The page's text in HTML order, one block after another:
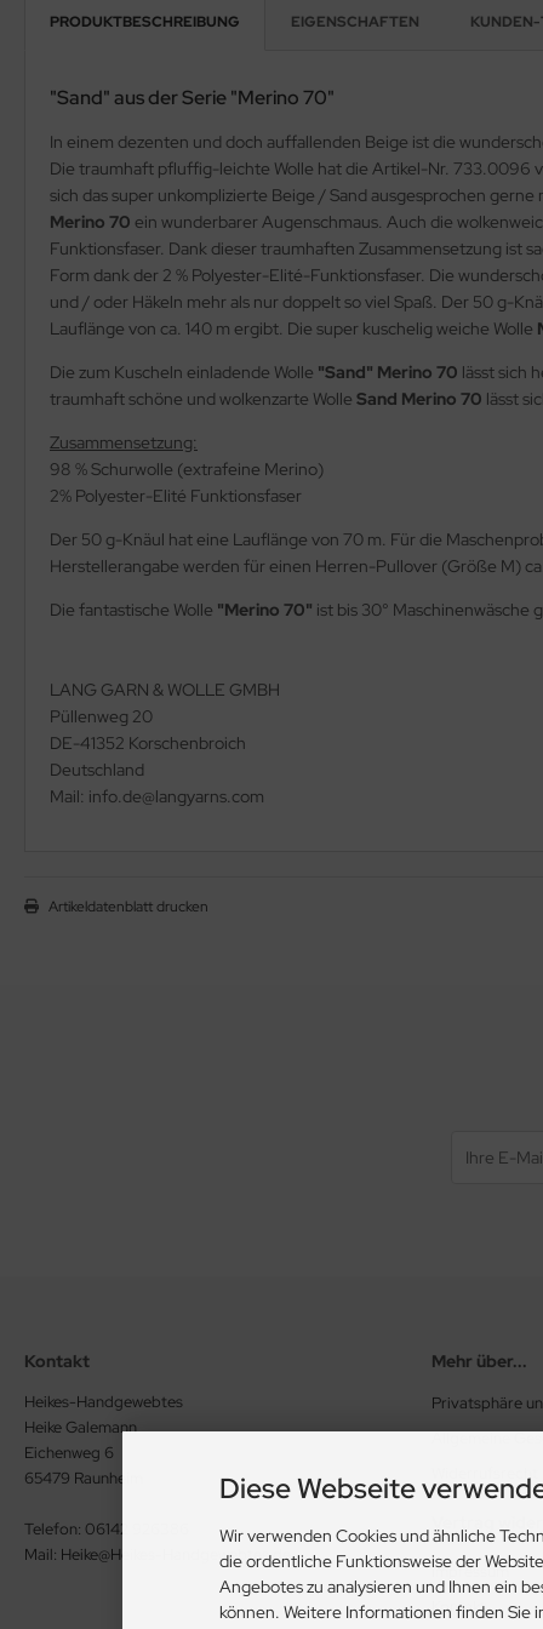
PRODUKTBESCHREIBUNG EIGENSCHAFTEN
"Sand" aus der Serie "Merino 70"
In einem dezenten und doch auffallenden Beige ist die
Die traumhaft pfluffig-leichte Wolle hat die Artikel-Nr. 733.0096
sich das super unkomplizierte Beige / Sand ausgesprochen
Merino 70 ein wunderbarer Augenschmaus. Auch die
Funktionsfaser. Dank dieser traumhaften Zusammensetzung ist
Form dank der 2 % Polyester-Elité-Funktionsfaser. Die
und / oder Häkeln mehr als nur doppelt so viel Spaß. Der 50 g-
Lauflänge von ca. 140 m ergibt. Die super kuschelig weiche Wolle
Die zum Kuscheln einladende Wolle "Sand" Merino 70 lässt sich
traumhaft schöne und wolkenzarte Wolle Sand Merino 70 lässt
Zusammensetzung:
98 % Schurwolle (extrafeine Merino)
2% Polyester-Elité Funktionsfaser
Der 50 g-Knäul hat eine Lauflänge von 70 m. Für die
Herstellerangabe werden für einen Herren-Pullover (Größe M)
Die fantastische Wolle "Merino 70" ist bis 30° Maschinenwäsche
LANG GARN & WOLLE GMBH
Püllenweg 20
DE-41352 Korschenbroich
Deutschland
Mail: info.de@langyarns.com
Artikeldatenblatt drucken
Kontakt
Heikes-Handgewebtes
Heike Galemann
Eichenweg 6
65479 Raunheim
Telefon: 06142 926386
Mail: Heike@Heikes-Handgewebtes.de
Mehr über...
Privatsphäre
Allgemeine
Widerrufsrecht
Impressum
Kontakt
Diese Webseite
Wir verwenden Cookies und ähnliche
die ordentliche Funktionsweise der
Angebotes zu analysieren und Ihnen ein
können. Weitere Informationen finden Sie